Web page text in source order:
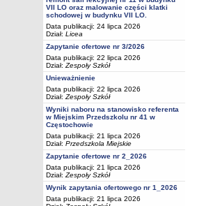
VII LO oraz malowanie części klatki
schodowej w budynku VII LO.
Data publikacji: 24 lipca 2026
Dział: Licea
Zapytanie ofertowe nr 3/2026
Data publikacji: 22 lipca 2026
Dział: Zespoły Szkół
Unieważnienie
Data publikacji: 22 lipca 2026
Dział: Zespoły Szkół
Wyniki naboru na stanowisko referenta
w Miejskim Przedszkolu nr 41 w
Częstochowie
Data publikacji: 21 lipca 2026
Dział: Przedszkola Miejskie
Zapytanie ofertowe nr 2_2026
Data publikacji: 21 lipca 2026
Dział: Zespoły Szkół
Wynik zapytania ofertowego nr 1_2026
Data publikacji: 21 lipca 2026